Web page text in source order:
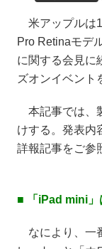
米アップルは
Pro Retinaモデ
に関する会見に
ズオンイベント
本記事では、
けする。発表内
詳報記事をご参
■ 「iPad mini」
なにより、一